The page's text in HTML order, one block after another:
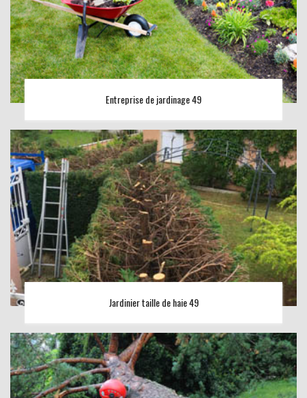
Entreprise de jardinage 49
Jardinier taille de haie 49